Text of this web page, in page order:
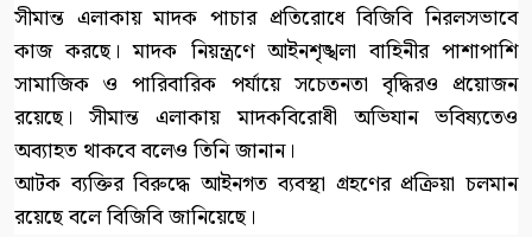
সীমান্ত এলাকায় মাদক পাচার প্রতিরোধে বিজিবি নিরলসভাবে
কাজ করছে। মাদক নিয়ন্ত্রণে আইনশৃঙ্খলা বাহিনীর পাশাপাশি
সামাজিক ও পারিবারিক পর্যায়ে সচেতনতা বৃদ্ধিরও প্রয়োজন
রয়েছে। সীমান্ত এলাকায় মাদকবিরোধী অভিযান ভবিষ্যতেও
অব্যাহত থাকবে বলেও তিনি জানান।
আটক ব্যক্তির বিরুদ্ধে আইনগত ব্যবস্থা গ্রহণের প্রক্রিয়া চলমান
রয়েছে বলে বিজিবি জানিয়েছে।